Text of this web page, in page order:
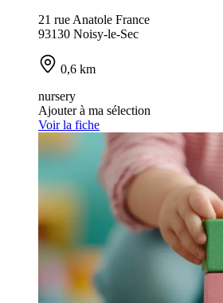
21 rue Anatole France
93130 Noisy-le-Sec
0,6 km
nursery
Ajouter à ma sélection
Voir la fiche